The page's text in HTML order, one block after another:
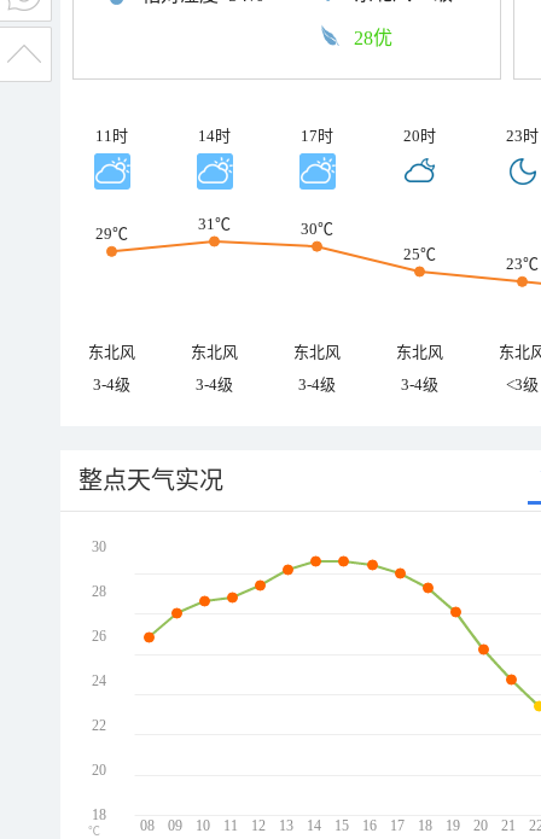
28优
11时 14时 17时 20时 23时
29℃
31℃
30℃
25℃
23℃
东北风 东北风 东北风 东北风
东北
3-4级
3-4级 3-4级 3-4级 <3级
整点天气实况
08 09 10 11 12 13 14 15 16 17 18 19 20 21
30
28
26
24
22
20
18
℃